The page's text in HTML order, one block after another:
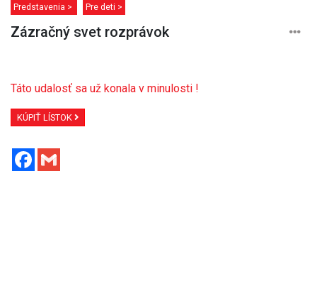
Predstavenia > Pre deti >
Zázračný svet rozprávok
Táto udalosť sa už konala v minulosti !
KÚPIŤ LÍSTOK
Facebook